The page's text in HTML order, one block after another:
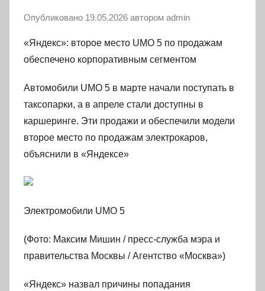
Опубликовано 19.05.2026 автором admin
«Яндекс»: второе место UMO 5 по продажам
обеспечено корпоративным сегментом
Автомобили UMO 5 в марте начали поступать в
таксопарки, а в апреле стали доступны в
каршеринге. Эти продажи и обеспечили модели
второе место по продажам электрокаров,
объяснили в «Яндексе»
Электромобили UMO 5
(Фото: Максим Мишин / пресс-служба мэра и
правительства Москвы / Агентство «Москва»)
«Яндекс» назвал причины попадания